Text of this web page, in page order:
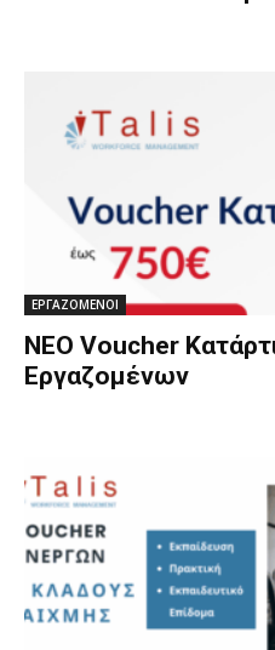
ΕΡΓΑΖΟΜΕΝΟΙ
ΝΕΟ Voucher
Εργαζομένων